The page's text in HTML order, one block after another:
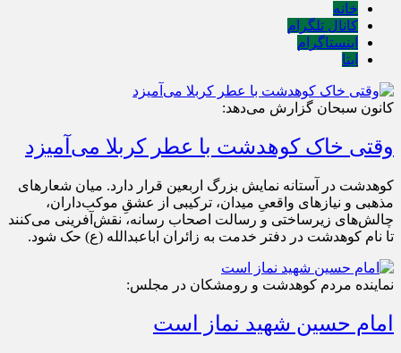
خانه
کانال تلگرام
اینستاگرام
ایتا
کانون سبحان گزارش می‌دهد:
وقتی خاک کوهدشت با عطر کربلا می‌آمیزد
کوهدشت در آستانه نمایش بزرگ اربعین قرار دارد. میان شعارهای
مذهبی و نیازهای واقعیِ میدان، ترکیبی از عشقِ موکب‌داران،
چالش‌های زیرساختی و رسالت اصحاب رسانه، نقش‌آفرینی می‌کنند
تا نام کوهدشت در دفتر خدمت به زائران اباعبدالله (ع) حک شود.
نماینده مردم کوهدشت و رومشکان در مجلس:
امام حسین شهید نماز است